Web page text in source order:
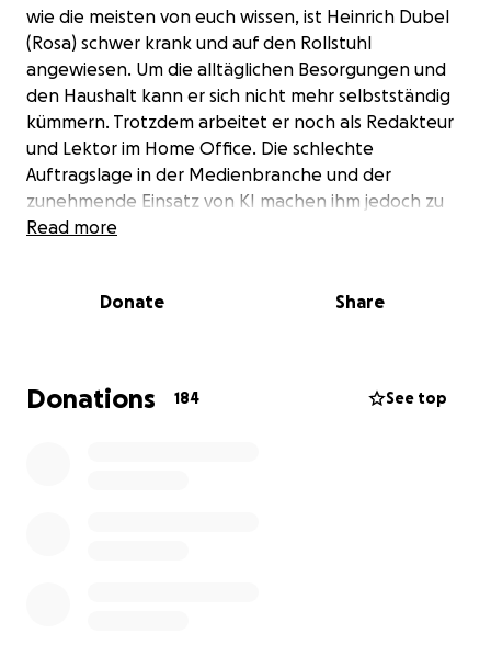
wie die meisten von euch wissen, ist Heinrich Dubel
(Rosa) schwer krank und auf den Rollstuhl
angewiesen. Um die alltäglichen Besorgungen und
den Haushalt kann er sich nicht mehr selbstständig
kümmern. Trotzdem arbeitet er noch als Redakteur
und Lektor im Home Office. Die schlechte
Auftragslage in der Medienbranche und der
zunehmende Einsatz von KI machen ihm jedoch zu
schaffen. Zuletzt war er nicht mehr in der Lage, die
nicht passieren! Heinrich Dubel (Rosa) benötigt die
diesen Aufruf bitte auch an andere weiter, die
Heinrich Dubel (Rosa) kennen und ihm helfen
Read more
Donate Share
Donations 184 See top